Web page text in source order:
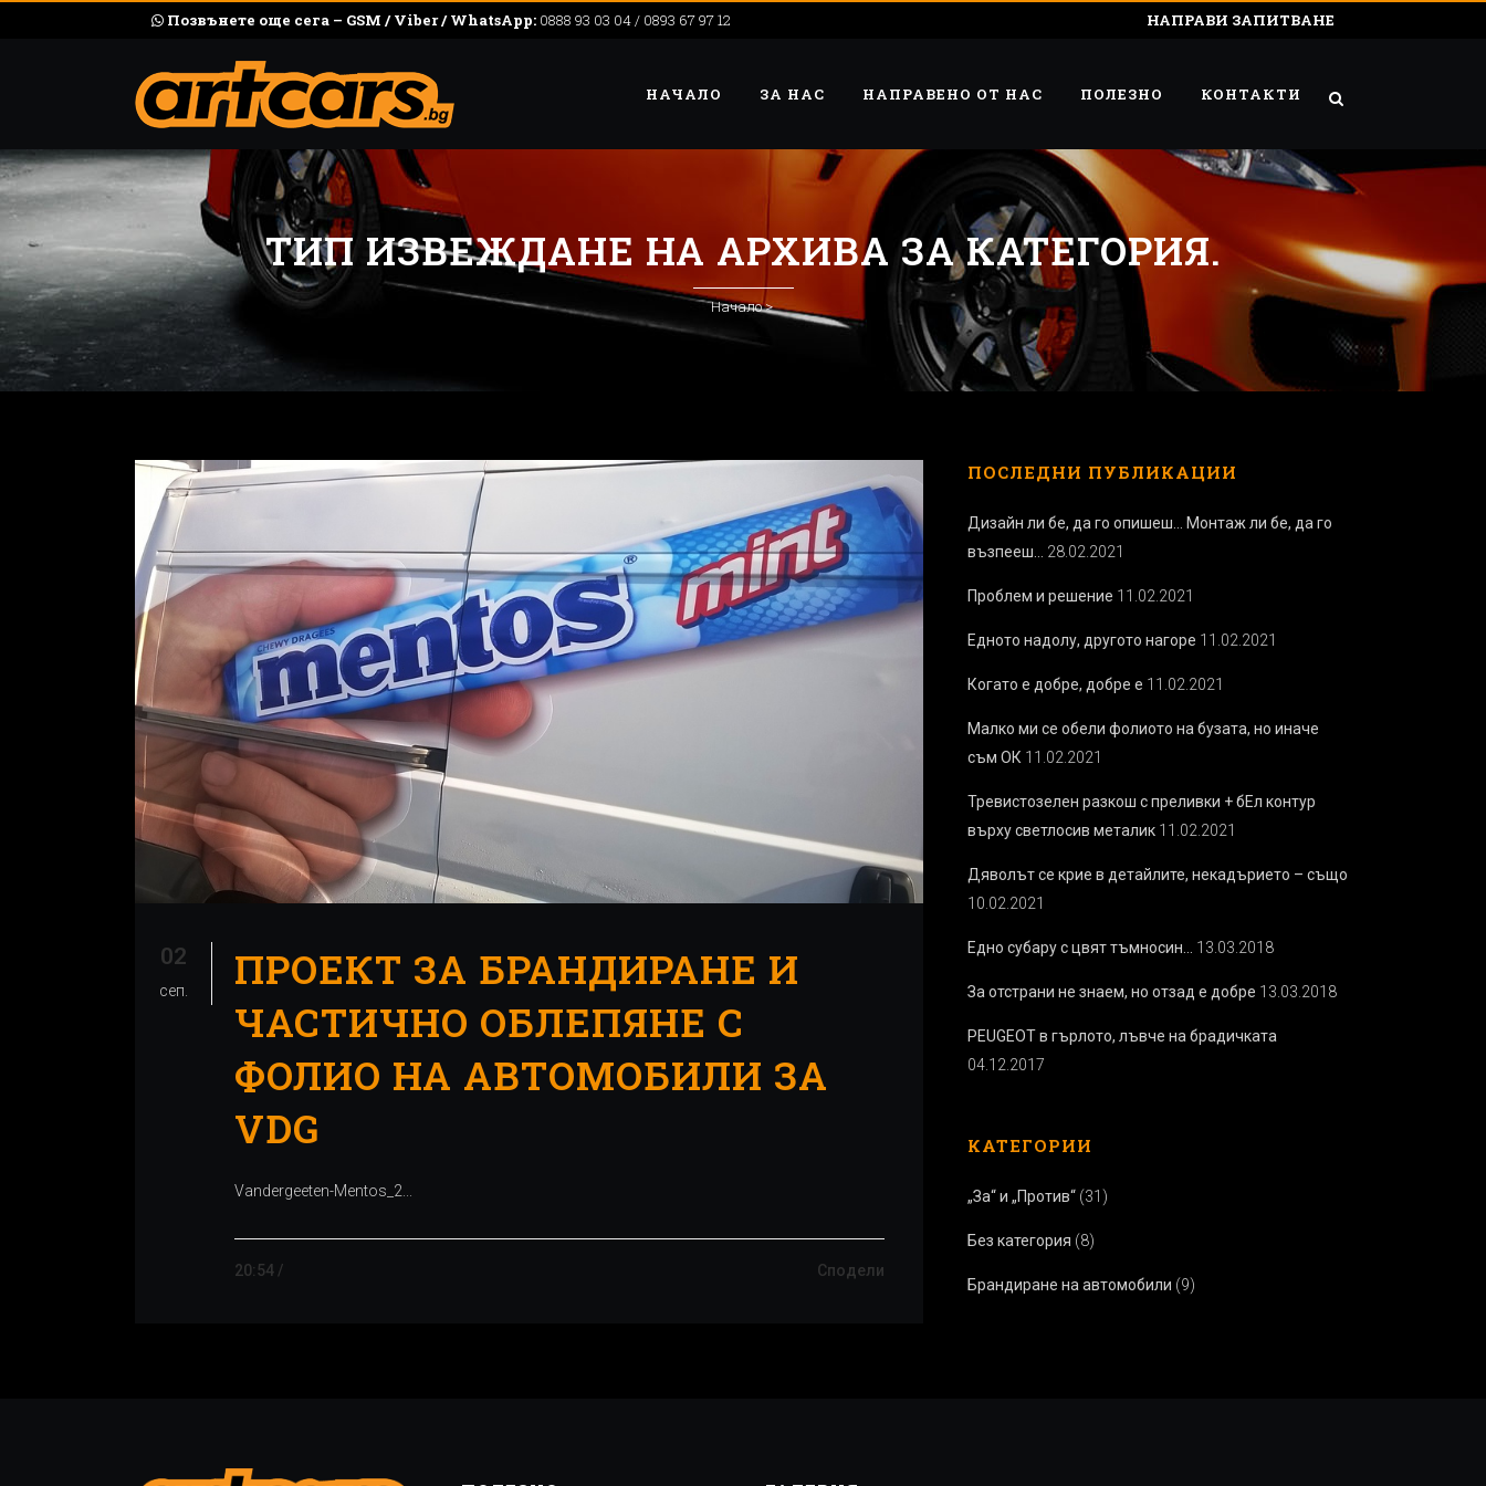
Позвънете още сега – GSM / Viber / WhatsApp: 0888 93 03 04 / 0893 67 97 12 НАПРАВИ ЗАПИТВАНЕ
НАЧАЛО ЗА НАС НАПРАВЕНО ОТ НАС ПОЛЕЗНО КОНТАКТИ
ТИП ИЗВЕЖДАНЕ НА АРХИВА ЗА КАТЕГОРИЯ.
Начало>
02
сеп.
ПРОЕКТ ЗА БРАНДИРАНЕ И
ЧАСТИЧНО ОБЛЕПЯНЕ С
ФОЛИО НА АВТОМОБИЛИ ЗА
VDG
Vandergeeten-Mentos_2...
20:54 / Сподели
ПОСЛЕДНИ ПУБЛИКАЦИИ
Дизайн ли бе, да го опишеш… Монтаж ли бе, да го
възпееш…
28.02.2021
Проблем и решение 11.02.2021
Едното надолу, другото нагоре 11.02.2021
Когато е добре, добре е 11.02.2021
Малко ми се обели фолиото на бузата, но иначе
съм ОК 11.02.2021
Тревистозелен разкош с преливки + бEл контур
върху светлосив металик 11.02.2021
Дяволът се крие в детайлите, некадърието – също
10.02.2021
Едно субару с цвят тъмносин… 13.03.2018
За отстрани не знаем, но отзад е добре 13.03.2018
PEUGEOT в гърлото, лъвче на брадичката
04.12.2017
КАТЕГОРИИ
„За“ и „Против“ (31)
Без категория (8)
Брандиране на автомобили (9)